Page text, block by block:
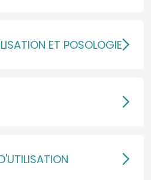
ET POSOLOGIE